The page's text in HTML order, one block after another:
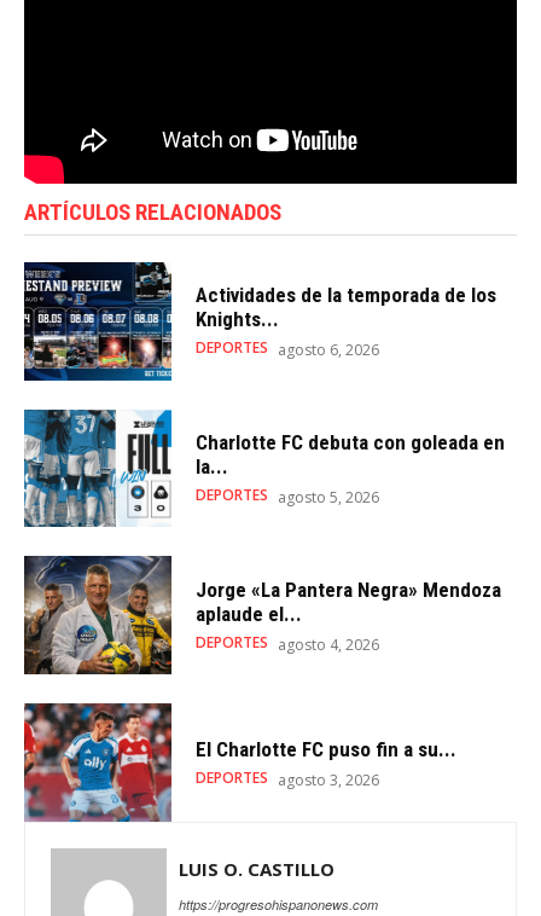
ARTÍCULOS RELACIONADOS
Actividades de la temporada de los
Knights...
DEPORTES agosto 6, 2026
Charlotte FC debuta con goleada en
la...
DEPORTES agosto 5, 2026
Jorge «La Pantera Negra» Mendoza
aplaude el...
DEPORTES agosto 4, 2026
El Charlotte FC puso fin a su...
DEPORTES agosto 3, 2026
LUIS O. CASTILLO
https://progresohispanonews.com